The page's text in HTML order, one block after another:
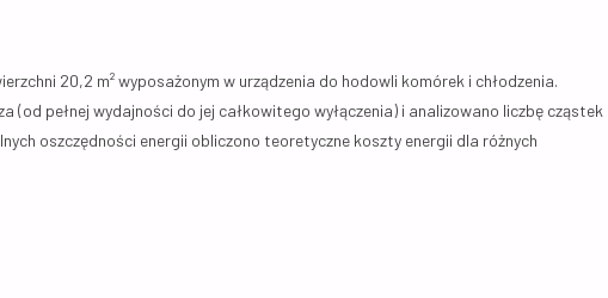
20,2 m² wyposażonym w urządzenia do hodowli komórek i chłodzenia.
pełnej wydajności do jej całkowitego wyłączenia) i analizowano liczbę cząstek
oszczędności energii obliczono teoretyczne koszty energii dla różnych